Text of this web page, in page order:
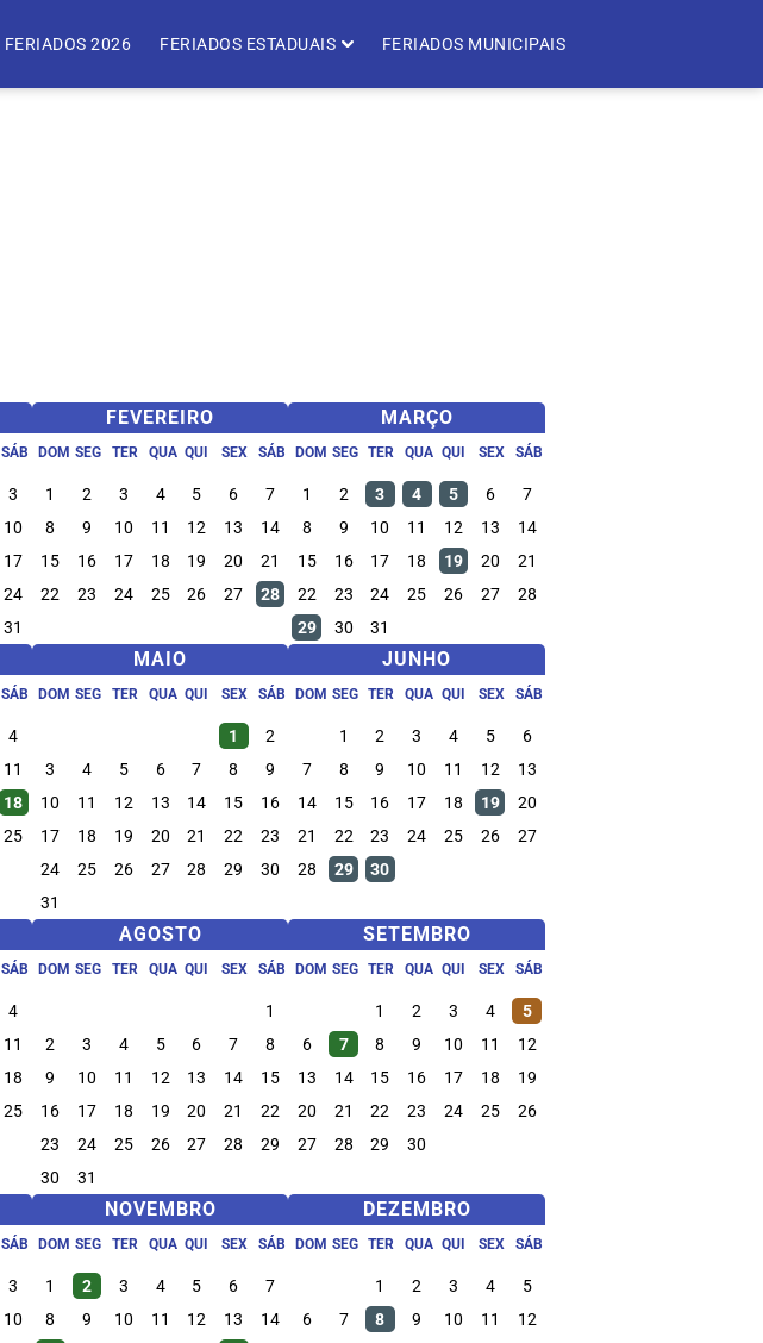
FERIADOS 2026 FERIADOS ESTADUAIS FERIADOS MUNICIPAIS
SÁB
3
10
17
24
31
FEVEREIRO
DOM SEG TER QUA QUI SEX SÁB
1 2 3 4 5 6
7
8
9 10 11 12 13
14
15
16 17 18 19 20
21
22
23 24 25 26 27 28
MARÇO
DOM SEG TER QUA QUI SEX SÁB
1 2 3 4 5 6
7
8
9 10 11 12 13
14
15
16 17 18 19 20
21
22
23 24 25 26 27
28
29
30 31
SÁB
4
11
18
25
MAIO
DOM SEG TER QUA QUI SEX SÁB
1
2
3
4 5 6 7 8
9
10
11 12 13 14 15
16
17
18 19 20 21 22
23
24
25 26 27 28 29
30
31
JUNHO
DOM SEG TER QUA QUI SEX SÁB
1 2 3 4 5
6
7
8 9 10 11 12
13
14
15 16 17 18 19
20
21
22 23 24 25 26
27
28
29 30
SÁB
4
11
18
25
AGOSTO
DOM SEG TER QUA QUI SEX SÁB
1
2
3 4 5 6 7
8
9
10 11 12 13 14
15
16
17 18 19 20 21
22
23
24 25 26 27 28
29
30
31
SETEMBRO
DOM SEG TER QUA QUI SEX SÁB
1 2 3 4
5
6
7 8 9 10 11
12
13
14 15 16 17 18
19
20
21 22 23 24 25
26
27
28 29 30
SÁB
3
10
NOVEMBRO
DOM SEG TER QUA QUI SEX SÁB
1 2 3 4 5 6
7
8
9 10 11 12 13
14
DEZEMBRO
DOM SEG TER QUA QUI SEX SÁB
1 2 3 4
5
6
7 8 9 10 11
12